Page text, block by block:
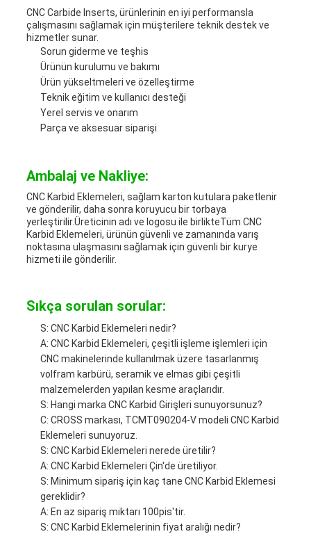
CNC Carbide Inserts, ürünlerinin en iyi performansla
çalışmasını sağlamak için müşterilere teknik destek ve
hizmetler sunar.
Sorun giderme ve teşhis
Ürünün kurulumu ve bakımı
Ürün yükseltmeleri ve özelleştirme
Teknik eğitim ve kullanıcı desteği
Yerel servis ve onarım
Parça ve aksesuar siparişi
Ambalaj ve Nakliye:
CNC Karbid Eklemeleri, sağlam karton kutulara paketlenir
ve gönderilir, daha sonra koruyucu bir torbaya
yerleştirilir.Üreticinin adı ve logosu ile birlikteTüm CNC
Karbid Eklemeleri, ürünün güvenli ve zamanında varış
noktasına ulaşmasını sağlamak için güvenli bir kurye
hizmeti ile gönderilir.
Sıkça sorulan sorular:
S: CNC Karbid Eklemeleri nedir?
A: CNC Karbid Eklemeleri, çeşitli işleme işlemleri için
CNC makinelerinde kullanılmak üzere tasarlanmış
volfram karbürü, seramik ve elmas gibi çeşitli
malzemelerden yapılan kesme araçlarıdır.
S: Hangi marka CNC Karbid Girişleri sunuyorsunuz?
C: CROSS markası, TCMT090204-V modeli CNC Karbid
Eklemeleri sunuyoruz.
S: CNC Karbid Eklemeleri nerede üretilir?
A: CNC Karbid Eklemeleri Çin'de üretiliyor.
S: Minimum sipariş için kaç tane CNC Karbid Eklemesi
gereklidir?
A: En az sipariş miktarı 100pis'tir.
S: CNC Karbid Eklemelerinin fiyat aralığı nedir?